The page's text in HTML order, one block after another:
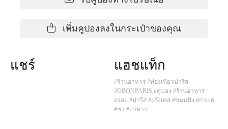
เพิ่มคูปองลงในกระเป๋าของคุณ
แชร์ แฮชแท็ก
#ร้านอาหาร #ท่องเที่ยวปารีส
#OBONPARIS #คูปอง #ร้านอาหาร
อร่อย #ปารีส #ฝรั่งเศส #ขนมปัง #กาแฟ
#ชา #อาหาร